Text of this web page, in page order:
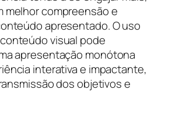
melhor compreensão e
apresentado. O uso
visual pode
apresentação monótona
interativa e impactante,
dos objetivos e